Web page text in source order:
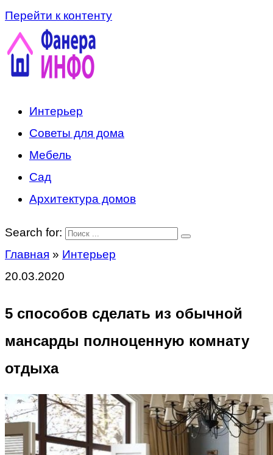
Перейти к контенту
Интерьер
Советы для дома
Мебель
Сад
Архитектура домов
Search for:
Главная » Интерьер
20.03.2020
5 способов сделать из обычной
мансарды полноценную комнату
отдыха